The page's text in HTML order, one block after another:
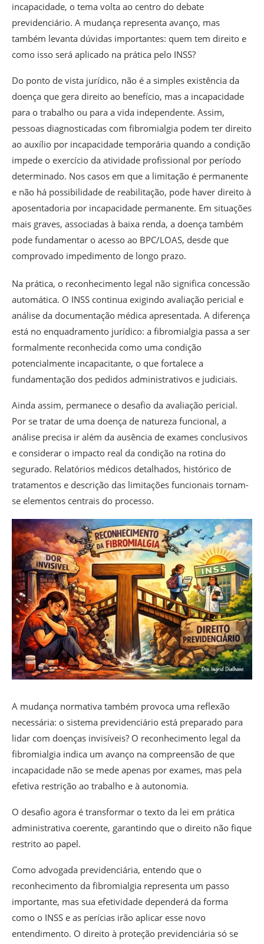
incapacidade, o tema volta ao centro do debate
previdenciário. A mudança representa avanço, mas
também levanta dúvidas importantes: quem tem direito e
como isso será aplicado na prática pelo INSS?
Do ponto de vista jurídico, não é a simples existência da
doença que gera direito ao benefício, mas a incapacidade
para o trabalho ou para a vida independente. Assim,
pessoas diagnosticadas com fibromialgia podem ter direito
ao auxílio por incapacidade temporária quando a condição
impede o exercício da atividade profissional por período
determinado. Nos casos em que a limitação é permanente
e não há possibilidade de reabilitação, pode haver direito à
aposentadoria por incapacidade permanente. Em situações
mais graves, associadas à baixa renda, a doença também
pode fundamentar o acesso ao BPC/LOAS, desde que
comprovado impedimento de longo prazo.
Na prática, o reconhecimento legal não significa concessão
automática. O INSS continua exigindo avaliação pericial e
análise da documentação médica apresentada. A diferença
está no enquadramento jurídico: a fibromialgia passa a ser
formalmente reconhecida como uma condição
potencialmente incapacitante, o que fortalece a
fundamentação dos pedidos administrativos e judiciais.
Ainda assim, permanece o desafio da avaliação pericial.
Por se tratar de uma doença de natureza funcional, a
análise precisa ir além da ausência de exames conclusivos
e considerar o impacto real da condição na rotina do
segurado. Relatórios médicos detalhados, histórico de
tratamentos e descrição das limitações funcionais tornam-
se elementos centrais do processo.
A mudança normativa também provoca uma reflexão
necessária: o sistema previdenciário está preparado para
lidar com doenças invisíveis? O reconhecimento legal da
fibromialgia indica um avanço na compreensão de que
incapacidade não se mede apenas por exames, mas pela
efetiva restrição ao trabalho e à autonomia.
O desafio agora é transformar o texto da lei em prática
administrativa coerente, garantindo que o direito não fique
restrito ao papel.
Como advogada previdenciária, entendo que o
reconhecimento da fibromialgia representa um passo
importante, mas sua efetividade dependerá da forma
como o INSS e as perícias irão aplicar esse novo
entendimento. O direito à proteção previdenciária só se